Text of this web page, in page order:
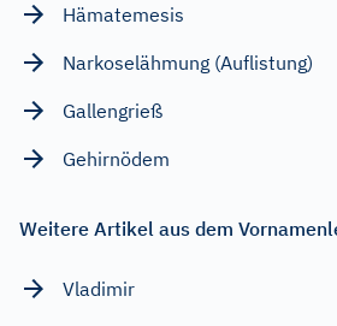
Hämatemesis
Narkoselähmung (Auflistung)
Gallengrieß
Gehirnödem
Weitere Artikel aus dem
Vladimir